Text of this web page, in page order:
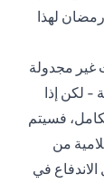
رمضان لهذا
غير مجدولة
نسبتها 15 في المائة - لكن إذا
فسيتم
من
في